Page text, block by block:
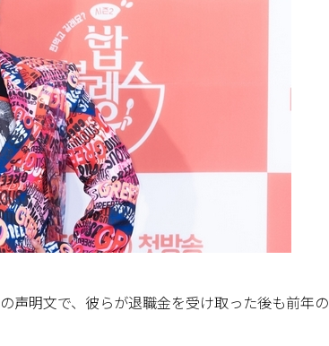
声明文で、彼らが退職金を受け取った後も前年